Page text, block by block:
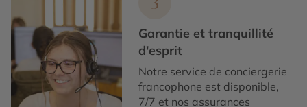
Garantie et tranquillité
d'esprit
Notre service de conciergerie
francophone est disponible,
7/7 et nos assurances